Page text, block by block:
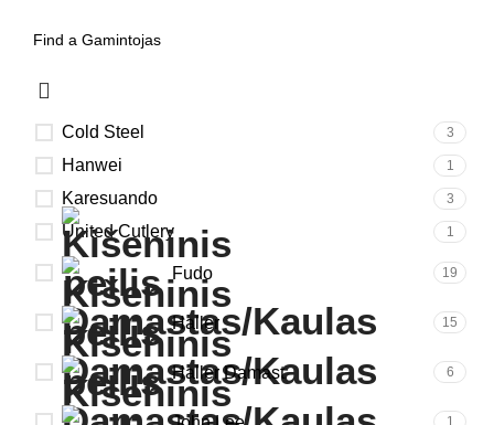
Cold Steel 3
Hanwei 1
Karesuando 3
United Cutlery 1
Fudo 19
Haller 15
Haller Damast 6
1